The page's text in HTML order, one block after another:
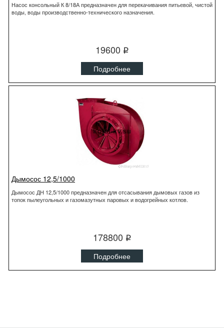
Насос консольный К 8/18А предназначен для перекачивания питьевой, чистой
воды, воды производственно-технического назначения.
19600 q
Подробнее
Дымосос 12,5/1000
Дымосос ДН 12,5/1000 предназначен для отсасывания дымовых газов из
топок пылеугольных и газомазутных паровых и водогрейных котлов.
178800 q
Подробнее